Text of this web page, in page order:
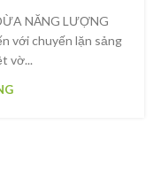
NĂNG LƯỢNG
với chuyến lặn sảng
vờ...